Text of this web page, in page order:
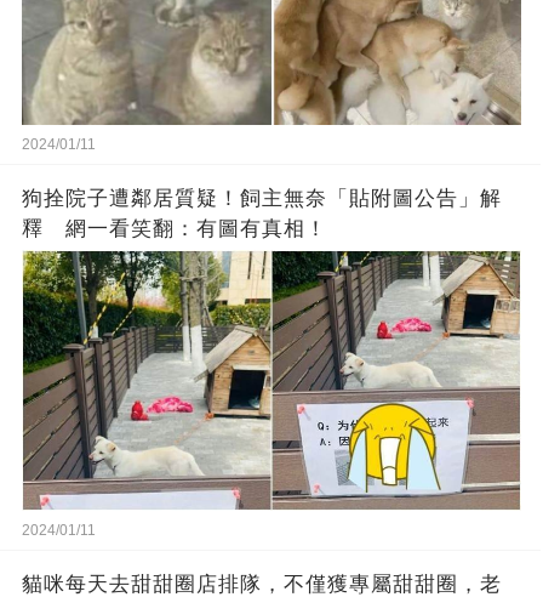
2024/01/11
狗拴院子遭鄰居質疑！飼主無奈「貼附圖公告」解
釋 網一看笑翻：有圖有真相！
2024/01/11
貓咪每天去甜甜圈店排隊，不僅獲專屬甜甜圈，老